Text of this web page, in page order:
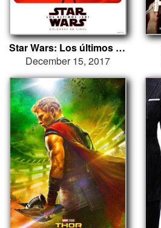
Star Wars: Los últimos Jedi
December 15, 2017